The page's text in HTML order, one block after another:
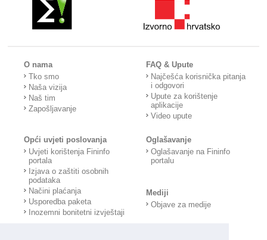
O nama
Tko smo
Naša vizija
Naš tim
Zapošljavanje
FAQ & Upute
Najčešća korisnička pitanja
i odgovori
Upute za korištenje
aplikacije
Video upute
Opći uvjeti poslovanja
Uvjeti korištenja Fininfo
portala
Izjava o zaštiti osobnih
podataka
Načini plaćanja
Usporedba paketa
Inozemni bonitetni izvještaji
Oglašavanje
Oglašavanje na Fininfo
portalu
Mediji
Objave za medije